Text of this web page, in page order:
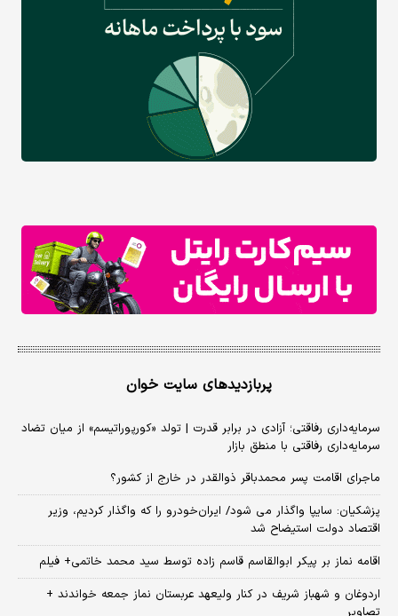
پربازدیدهای سایت خوان
سرمایه‌داری رفاقتی؛ آزادی در برابر قدرت | تولد «کورپوراتیسم» از میان تضاد
سرمایه‌داری رفاقتی با منطق بازار
ماجرای اقامت پسر محمدباقر ذوالقدر در خارج از کشور؟
پزشکیان: سایپا واگذار می شود/ ایران‌خودرو را که واگذار کردیم، وزیر
اقتصاد دولت استیضاح شد
اقامه نماز بر پیکر ابوالقاسم قاسم زاده توسط سید محمد خاتمی+ فیلم
اردوغان و شهباز شریف در کنار ولیعهد عربستان نماز جمعه خواندند +
تصاویر